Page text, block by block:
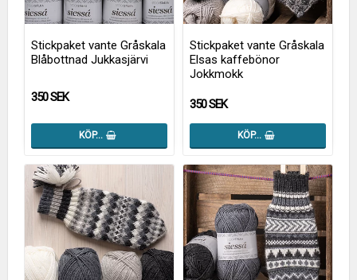
Stickpaket vante Gråskala
Blåbottnad Jukkasjärvi
350 SEK
KÖP…
Stickpaket vante Gråskala
Elsas kaffebönor
Jokkmokk
350 SEK
KÖP…